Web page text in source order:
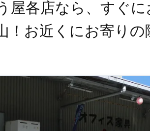
屋各店なら、すぐ
！お近くにお寄り